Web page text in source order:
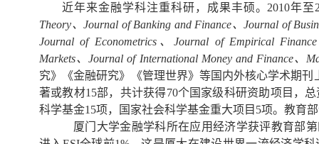
近年来金融学科注重科研，成果丰硕。2010年
Theory、Journal of Banking and Finance、Journal of
Journal of Econometrics、Journal of Empirical
Markets、Journal of International Money and Finance、
究》《金融研究》《管理世界》等国内外核心学术期
著或教材15部，共计获得70个国家级科研资助项目，
科学基金15项，国家社会科学基金重大项目5项。教育
厦门大学金融学科所在应用经济学获评教育部